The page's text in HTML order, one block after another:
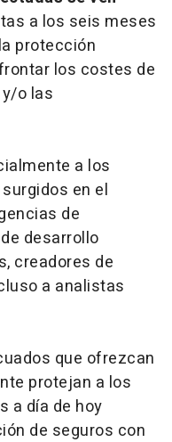
a los seis meses
protección
los costes de
o las
a los
en el
de
desarrollo
creadores de
a analistas
que ofrezcan
protejan a los
a día de hoy
de seguros con